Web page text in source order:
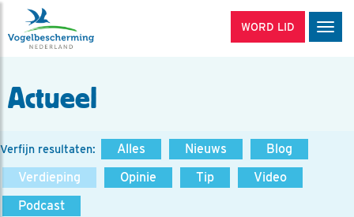
WORD LID
Actueel
Verfijn resultaten: Alles Nieuws
Blog
Verdieping
Opinie Tip
Video
Podcast